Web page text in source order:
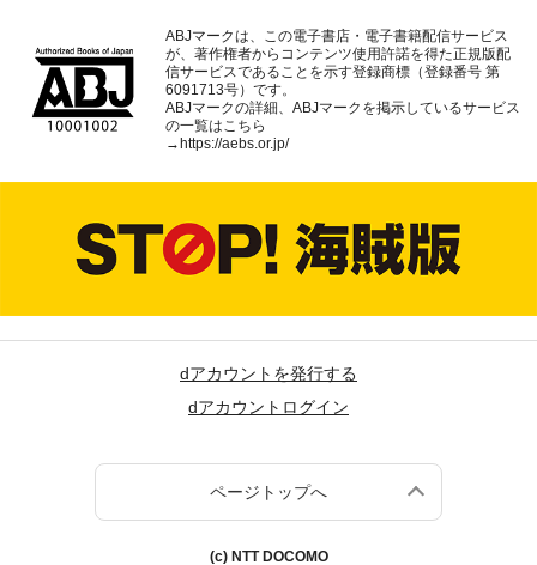
ABJマークは、この電子書店・電子書籍配信サービス
が、著作権者からコンテンツ使用許諾を得た正規版配
信サービスであることを示す登録商標（登録番号 第
6091713号）です。
ABJマークの詳細、ABJマークを掲示しているサービス
の一覧はこちら
→https://aebs.or.jp/
dアカウントを発行する
dアカウントログイン
ページトップへ
(c) NTT DOCOMO